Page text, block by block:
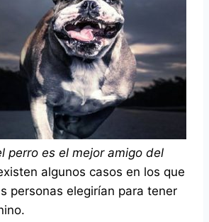
perro es el mejor amigo del
algunos casos en los que
personas elegirían para tener